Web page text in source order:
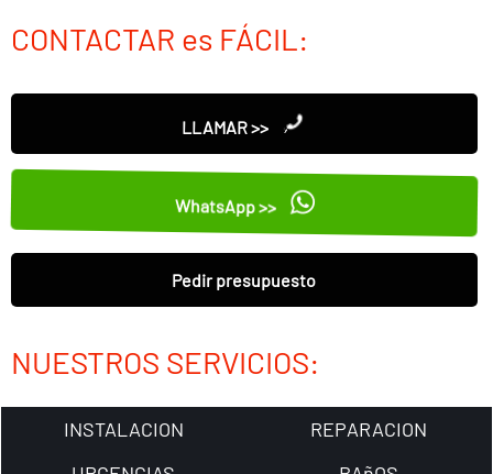
CONTACTAR es FÁCIL:
LLAMAR >>
WhatsApp >>
Pedir presupuesto
NUESTROS SERVICIOS:
INSTALACION
REPARACION